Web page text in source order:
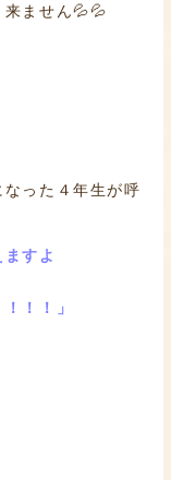
ません💦💦
った４年生が呼
すよ
！！」